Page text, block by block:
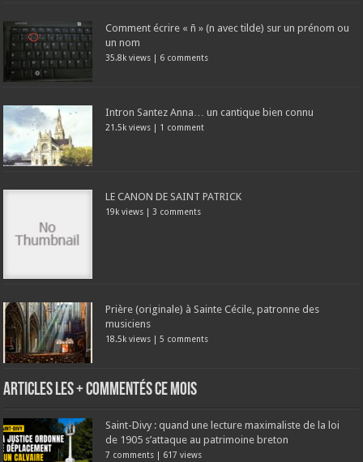
Comment écrire « ñ » (n avec tilde) sur un prénom ou
un nom
35.8k views | 6 comments
Intron Santez Anna… un cantique bien connu
21.5k views | 1 comment
LE CANON DE SAINT PATRICK
19k views | 3 comments
Prière (originale) à Sainte Cécile, patronne des
musiciens
18.5k views |5 comments
Articles les + commentés ce mois
Saint-Divy : quand une lecture maximaliste de la loi
de 1905 s’attaque au patrimoine breton
7 comments | 617 views